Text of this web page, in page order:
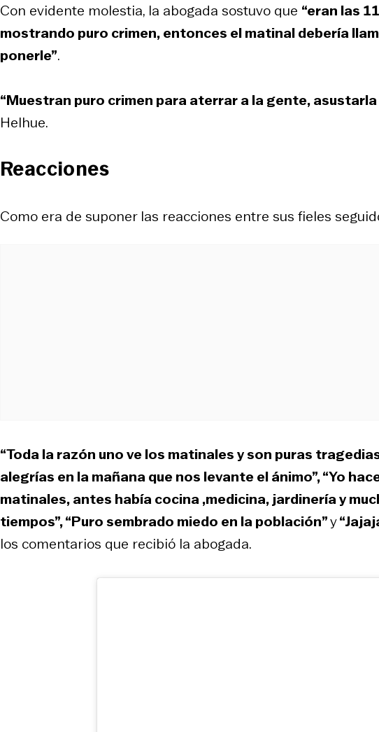
Con evidente molestia, la abogada sostuvo que “eran las
mostrando puro crimen, entonces el matinal debería
ponerle”.
“Muestran puro crimen para aterrar a la gente,
Helhue.
Reacciones
Como era de suponer las reacciones entre sus fieles
“Toda la razón uno ve los matinales y son puras
alegrías en la mañana que nos levante el ánimo”, “Yo
matinales, antes había cocina ,medicina, jardinería y
tiempos”, “Puro sembrado miedo en la población”y
los comentarios que recibió la abogada.